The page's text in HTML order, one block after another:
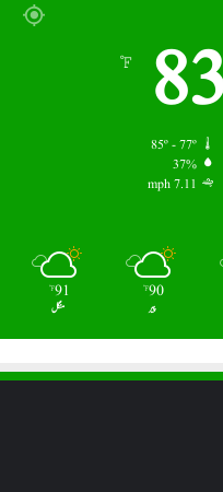
83
℉
85º - 77º
37%
7.11 mph
90
℉
پیر
91
℉
منگل